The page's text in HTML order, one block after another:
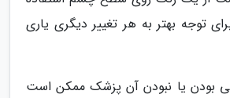
توجه بهتر به هر تغییر دیگری یاری
بودن یا نبودن آن پزشک ممکن است